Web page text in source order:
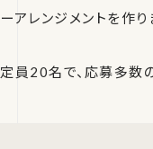
ーアレンジメントを作り
定員20名で、応募多数